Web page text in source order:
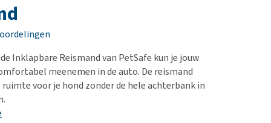
en dementie
en conditie
pezen en botten
alles
Mijn hond plast in
Wat nu?
alles
Inklapbare Reismand van PetSafe kun je jouw
meenemen in de auto. De reismand
voor je hond zonder de hele achterbank in